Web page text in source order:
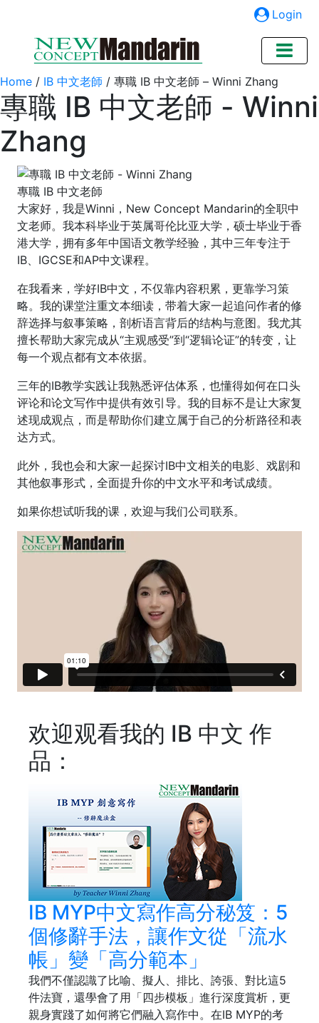
Login
Home / IB 中文老師 / 專職 IB 中文老師 – Winni Zhang
專職 IB 中文老師 - Winni
Zhang
專職 IB 中文老師
大家好，我是Winni，New Concept Mandarin的全职中
文老师。我本科毕业于英属哥伦比亚大学，硕士毕业于香
港大学，拥有多年中国语文教学经验，其中三年专注于
IB、IGCSE和AP中文课程。
在我看来，学好IB中文，不仅靠内容积累，更靠学习策
略。我的课堂注重文本细读，带着大家一起追问作者的修
辞选择与叙事策略，剖析语言背后的结构与意图。我尤其
擅长帮助大家完成从“主观感受”到“逻辑论证”的转变，让
每一个观点都有文本依据。
三年的IB教学实践让我熟悉评估体系，也懂得如何在口头
评论和论文写作中提供有效引导。我的目标不是让大家复
述现成观点，而是帮助你们建立属于自己的分析路径和表
达方式。
此外，我也会和大家一起探讨IB中文相关的电影、戏剧和
其他叙事形式，全面提升你的中文水平和考试成绩。
如果你想试听我的课，欢迎与我们公司联系。
欢迎观看我的 IB 中文 作
品：
IB MYP中文寫作高分秘笈：5
個修辭手法，讓作文從「流水
帳」變「高分範本」
我們不僅認識了比喻、擬人、排比、誇張、對比這5
件法寶，還學會了用「四步模板」進行深度賞析，更
親身實踐了如何將它們融入寫作中。在IB MYP的考